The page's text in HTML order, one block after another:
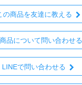
の商品を友達に教える
品について問い合わせる
LINEで問い合わせる